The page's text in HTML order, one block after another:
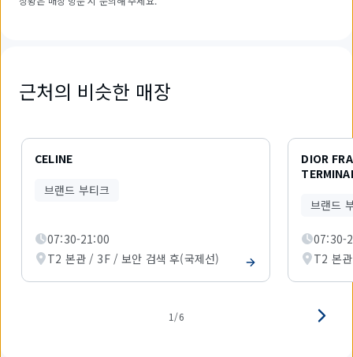
근처의 비슷한 매장
CELINE
브랜드 부티크
07:30-21:00
T2 본관 / 3F / 보안 검색 후(국제선)
DIOR
브랜드
07:30-
T2 본
1/6